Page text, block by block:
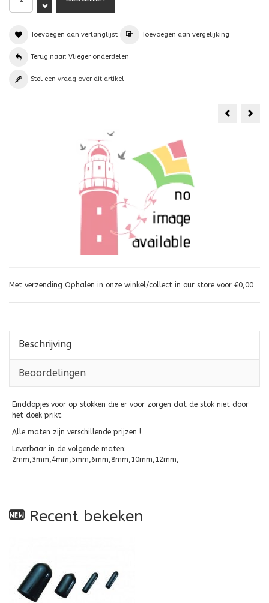
Toevoegen aan verlanglijst Toevoegen aan vergelijking
Terug naar: Vlieger onderdelen
Stel een vraag over dit artikel
Prism
Met verzending Ophalen in onze winkel/collect in our store voor €0,00
Beschrijving
Beoordelingen
Einddopjes voor op stokken die er voor zorgen dat de stok niet door
het doek prikt.
Alle maten zijn verschillende prijzen !
Leverbaar in de volgende maten:
2mm,3mm,4mm,5mm,6mm,8mm,10mm,12mm,
Recent bekeken